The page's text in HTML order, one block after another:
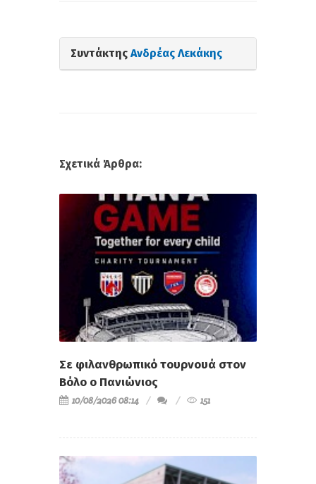
Συντάκτης Ανδρέας Λεκάκης
Σχετικά Άρθρα:
Σε φιλανθρωπικό τουρνουά στον
Βόλο ο Πανιώνιος
10/08/2026 08:14 151